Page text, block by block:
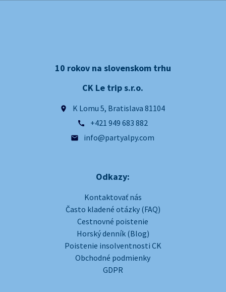
10 rokov na slovenskom trhu
CK Le trip s.r.o.
place K Lomu 5, Bratislava 81104
call +421 949 683 882
email info@partyalpy.com
Odkazy:
Kontaktovať nás
Často kladené otázky (FAQ)
Cestnovné poistenie
Horský denník (Blog)
Poistenie insolventnosti CK
Obchodné podmienky
GDPR